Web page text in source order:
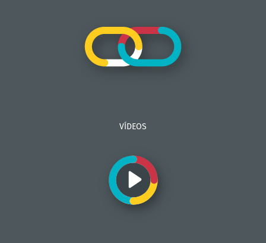
VÍDEOS